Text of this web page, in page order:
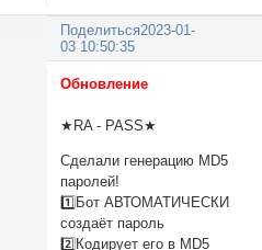
Поделиться2023-01-
03 10:50:35
Обновление
★RA - PASS★
Сделали генерацию MD5
паролей!
1️⃣Бот АВТОМАТИЧЕСКИ
создаёт пароль
2️⃣Кодирует его в MD5